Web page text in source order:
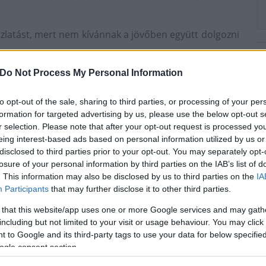
Do Not Process My Personal Information
opt-out of the sale, sharing to third parties, or processing of your
for targeted advertising by us, please use the below opt-out
selection. Please note that after your opt-out request is processed
interest-based ads based on personal information utilized by us
to third parties prior to your opt-out. You may separately
of your personal information by third parties on the IAB’s list of
This information may also be disclosed by us to third parties on the
Participants that may further disclose it to other third parties.
that this website/app uses one or more Google services and may
but not limited to your visit or usage behaviour. You may
to Google and its third-party tags to use your data for below
consent section.
mert nem kívánnak a jövőben együtt dolgozni
és a hat képviselő is megszavazta, így időközi
politizáltak.
időközi választás
Bicske Kelet csomópont építése